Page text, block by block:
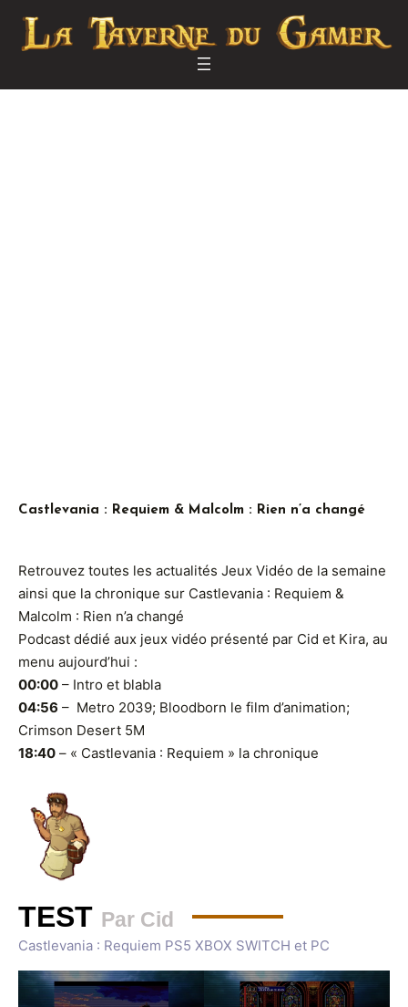
Castlevania : Requiem & Malcolm : Rien n’a changé
Retrouvez toutes les actualités Jeux Vidéo de la semaine
ainsi que la chronique sur Castlevania : Requiem &
Malcolm : Rien n’a changé
Podcast dédié aux jeux vidéo présenté par Cid et Kira, au
menu aujourd’hui :
00:00 – Intro et blabla
04:56 – Metro 2039; Bloodborn le film d’animation;
Crimson Desert 5M
18:40 – « Castlevania : Requiem » la chronique
TEST Par Cid
Castlevania : Requiem PS5 XBOX SWITCH et PC